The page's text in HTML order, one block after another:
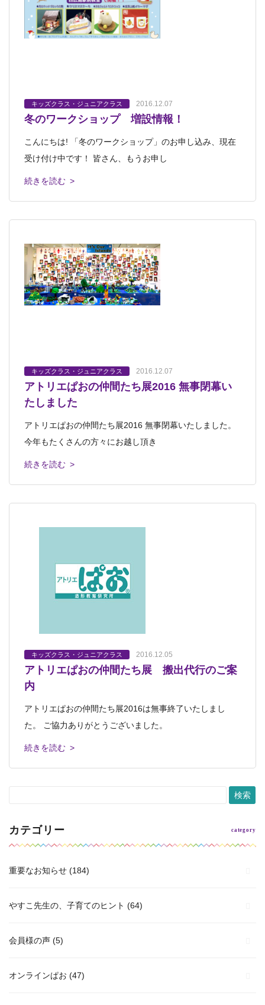
キッズクラス・ジュニアクラス 2016.12.07
冬のワークショップ 増設情報！
こんにちは! 「冬のワークショップ」のお申し込み、現在
受け付け中です！ 皆さん、もうお申し
続きを読む >
キッズクラス・ジュニアクラス 2016.12.07
アトリエぱおの仲間たち展2016 無事閉幕い
たしました
アトリエぱおの仲間たち展2016 無事閉幕いたしました。
今年もたくさんの方々にお越し頂き
続きを読む >
キッズクラス・ジュニアクラス 2016.12.05
アトリエぱおの仲間たち展 搬出代行のご案
内
アトリエぱおの仲間たち展2016は無事終了いたしまし
た。 ご協力ありがとうございました。
続きを読む >
カテゴリー
重要なお知らせ (184)
やすこ先生の、子育てのヒント (64)
会員様の声 (5)
オンラインぱお (47)